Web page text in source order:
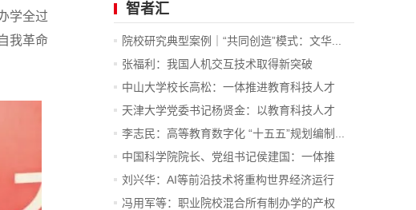
学全过
我革命
智者汇
院校研究典型案例｜“共同创造”模式：文华...
张福利：我国人机交互技术取得新突破
中山大学校长高松：一体推进教育科技人才
发...
天津大学党委书记杨贤金：以教育科技人才
一...
李志民：高等教育数字化 “十五五”规划编制...
中国科学院院长、党组书记侯建国：一体推
进...
刘兴华：AI等前沿技术将重构世界经济运行
底...
冯用军等：职业院校混合所有制办学的产权